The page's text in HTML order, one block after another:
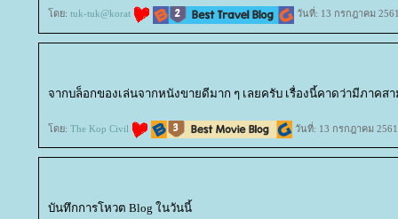
ดย: tuk-tuk@korat วันที่: 13 กรกฎาคม
จากบล็อกของเล่นจากหนังขายดีมาก ๆ เลยครับ เรื่องนี้คาดว่ามีภาคส
ดย: The Kop Civil วันที่: 13 กรกฎาคม
บันทึกการโหวต Blog ในวันนี้